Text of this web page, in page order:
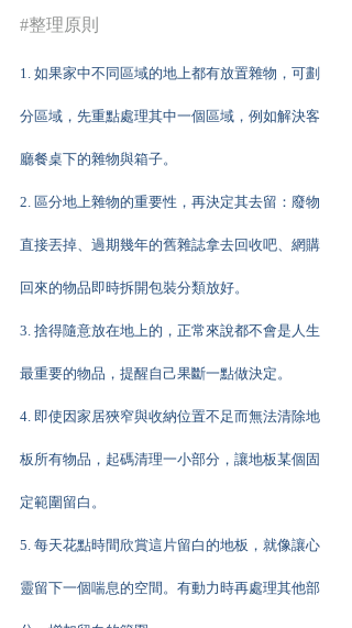
#整理原則
1. 如果家中不同區域的地上都有放置雜物，可劃
分區域，先重點處理其中一個區域，例如解決客
廳餐桌下的雜物與箱子。
2. 區分地上雜物的重要性，再決定其去留：廢物
直接丟掉、過期幾年的舊雜誌拿去回收吧、網購
回來的物品即時拆開包裝分類放好。
3. 捨得隨意放在地上的，正常來說都不會是人生
最重要的物品，提醒自己果斷一點做決定。
4. 即使因家居狹窄與收納位置不足而無法清除地
板所有物品，起碼清理一小部分，讓地板某個固
定範圍留白。
5. 每天花點時間欣賞這片留白的地板，就像讓心
靈留下一個喘息的空間。有動力時再處理其他部